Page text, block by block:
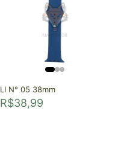
LI N° 05 38mm
R$38,99